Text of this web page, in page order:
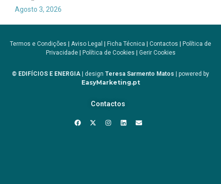
Agosto 3, 2026
Termos e Condições Aviso Legal Ficha Técnica Contactos
Política de
Privacidade| Política de Cookies Gerir Cookies
© EDIFÍCIOS E ENERGIA | design Teresa Sarmento Matos | powered by
EasyMarketing.pt
Contactos